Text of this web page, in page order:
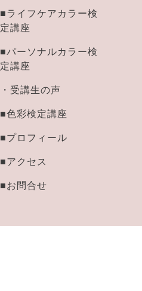
■ライフケアカラー検
定講座
■パーソナルカラー検
定講座
・受講生の声
■色彩検定講座
■プロフィール
■アクセス
■お問合せ